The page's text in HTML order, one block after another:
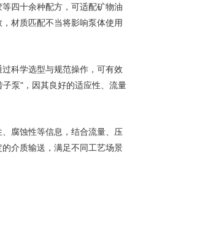
四十余种配方，可适配矿物油
材质匹配不当将影响泵体使用
科学选型与规范操作，可有效
泵"，因其良好的适应性、流量
腐蚀性等信息，结合流量、压
介质输送，满足不同工艺场景